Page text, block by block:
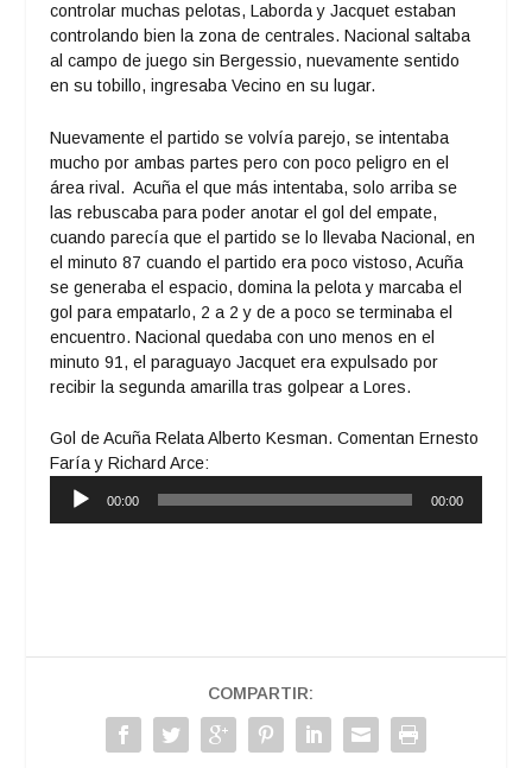
controlar muchas pelotas, Laborda y Jacquet estaban
controlando bien la zona de centrales. Nacional saltaba
al campo de juego sin Bergessio, nuevamente sentido
en su tobillo, ingresaba Vecino en su lugar.
Nuevamente el partido se volvía parejo, se intentaba
mucho por ambas partes pero con poco peligro en el
área rival. Acuña el que más intentaba, solo arriba se
las rebuscaba para poder anotar el gol del empate,
cuando parecía que el partido se lo llevaba Nacional, en
el minuto 87 cuando el partido era poco vistoso, Acuña
se generaba el espacio, domina la pelota y marcaba el
gol para empatarlo, 2 a 2 y de a poco se terminaba el
encuentro. Nacional quedaba con uno menos en el
minuto 91, el paraguayo Jacquet era expulsado por
recibir la segunda amarilla tras golpear a Lores.
Gol de Acuña Relata Alberto Kesman. Comentan Ernesto
Faría y Richard Arce:
Reproductor
00:00 00:00
COMPARTIR: